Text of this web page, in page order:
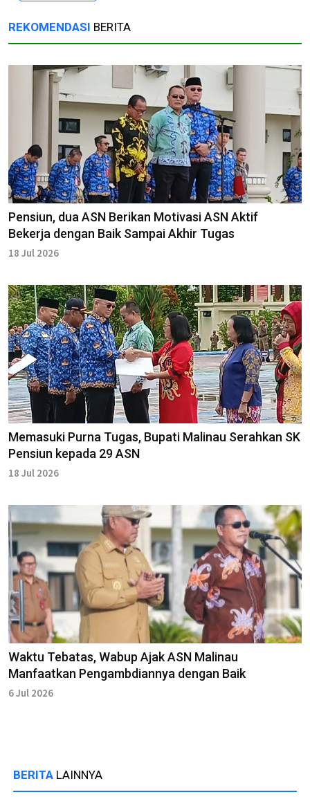
REKOMENDASI BERITA
Pensiun, dua ASN Berikan Motivasi ASN Aktif
Bekerja dengan Baik Sampai Akhir Tugas
18 Jul 2026
Memasuki Purna Tugas, Bupati Malinau Serahkan SK
Pensiun kepada 29 ASN
18 Jul 2026
Waktu Tebatas, Wabup Ajak ASN Malinau
Manfaatkan Pengambdiannya dengan Baik
6 Jul 2026
BERITA LAINNYA